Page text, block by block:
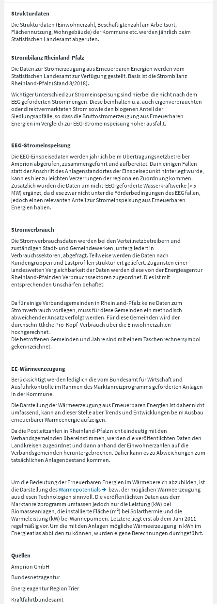
Strukturdaten
Die Strukturdaten (Einwohnerzahl, Beschäftigtenzahl am Arbeitsort,
Flächennutzung, Wohngebäude) der Kommune etc. werden jährlich beim
Statistischen Landesamt abgerufen.
Strombilanz Rheinland-Pfalz
Die Daten zur Stromerzeugung aus Erneuerbaren Energien werden vom
Statistischen Landesamt zur Verfügung gestellt. Basis ist die Strombilanz
Rheinland-Pfalz (Stand 8/2018).
Wichtiger Unterschied zur Stromeinspeisung sind hierbei die nicht nach dem
EEG geförderten Strommengen. Diese beinhalten u.a. auch eigenverbrauchten
oder direktvermarkteten Strom sowie den biogenen Anteil der
Siedlungsabfälle, so dass die Bruttostromerzeugung aus Erneuerbaren
Energien im Vergleich zur EEG-Stromeinspeisung höher ausfällt.
EEG-Stromeinspeisung
Die EEG-Einspeisedaten werden jährlich beim Übertragungsnetzbetreiber
Amprion abgerufen, zusammengeführt und aufbereitet. Da in einigen Fällen
statt der Anschrift des Anlagenstandortes der Einspeisepunkt hinterlegt wurde,
kann es hier zu leichten Verzerrungen der regionalen Zuordnung kommen.
Zusätzlich wurden die Daten um nicht-EEG-geförderte Wasserkraftwerke (> 5
MW) ergänzt, da diese zwar nicht unter die Förderbedingungen des EEG fallen,
jedoch einen relevanten Anteil zur Stromeinspeisung aus Erneuerbaren
Energien haben.
Stromverbrauch
Die Stromverbrauchsdaten werden bei den Verteilnetzbetreibern und
zuständigen Stadt- und Gemeindewerken, untergliedert in
Verbrauchssektoren, abgefragt. Teilweise werden die Daten nach
Kundengruppen und Lastprofilen strukturiert geliefert. Zugunsten einer
landesweiten Vergleichbarkeit der Daten werden diese von der Energieagentur
Rheinland-Pfalz den Verbrauchssektoren zugeordnet. Dies ist mit
entsprechenden Unschärfen behaftet.
Da für einige Verbandsgemeinden in Rheinland-Pfalz keine Daten zum
Stromverbrauch vorliegen, muss für diese Gemeinden ein methodisch
abweichender Ansatz verfolgt werden. Für diese Gemeinden wird der
durchschnittliche Pro-Kopf-Verbrauch über die Einwohnerzahlen
hochgerechnet.
Die betroffenen Gemeinden und Jahre sind mit einem Taschenrechnersymbol
gekennzeichnet.
EE-Wärmeerzeugung
Berücksichtigt werden lediglich die vom Bundesamt für Wirtschaft und
Ausfuhrkontrolle im Rahmen des Marktanreizprogramms geförderten Anlagen
in der Kommune.
Die Darstellung der Wärmeerzeugung aus Erneuerbaren Energien ist daher nicht
umfassend, kann an dieser Stelle aber Trends und Entwicklungen beim Ausbau
erneuerbarer Wärmeenergie aufzeigen.
Da die Postleitzahlen in Rheinland-Pfalz nicht eindeutig mit den
Verbandsgemeinden übereinstimmen, werden die veröffentlichten Daten den
Landkreisen zugeordnet und dann anhand der Einwohnerzahlen auf die
Verbandsgemeinden heruntergebrochen. Daher kann es zu Abweichungen zum
tatsächlichen Anlagenbestand kommen.
Um die Bedeutung der Erneuerbaren Energien im Wärmebereich abzubilden, ist
die Darstellung desWärmepotentials
bzw. der möglichen Wärmeerzeugung
aus diesen Technologien sinnvoll. Die veröffentlichten Daten aus dem
Marktanreizprogramm umfassen jedoch nur die Leistung (kW) bei
Biomasseanlagen, die installierte Fläche (m²) bei Solarthermie und die
Wärmeleistung (kW) bei Wärmepumpen. Letztere liegt erst ab dem Jahr 2011
regelmäßig vor. Um die mit den Anlagen mögliche Wärmeerzeugung in kWh im
Energieatlas abbilden zu können, wurden eigene Berechnungen durchgeführt.
Quellen
Amprion GmbH
Bundesnetzagentur
Energieagentur Region Trier
Kraftfahrtbundesamt